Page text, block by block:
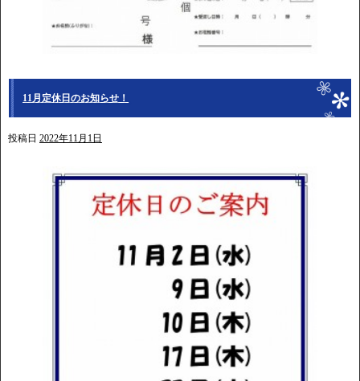
11月定休日のお知らせ！
投稿日 2022年11月1日